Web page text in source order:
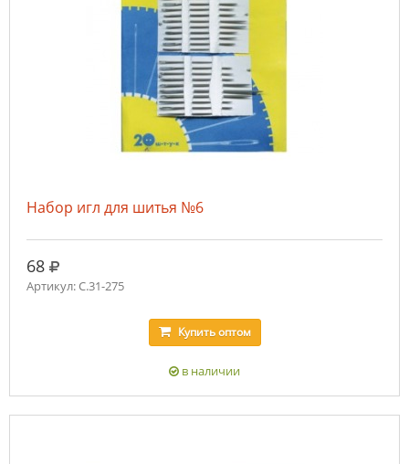
Набор игл для шитья №6
68 руб.
Артикул: C.31-275
Купитьоптом
в наличии